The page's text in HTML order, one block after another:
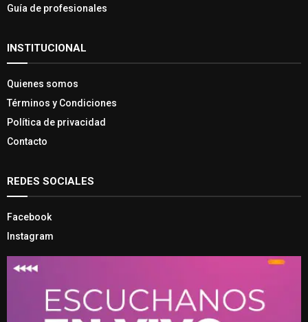
Guía de profesionales
INSTITUCIONAL
Quienes somos
Términos y Condiciones
Política de privacidad
Contacto
REDES SOCIALES
Facebook
Instagram